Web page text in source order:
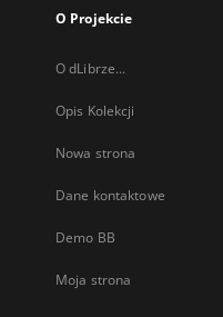
O Projekcie
O dLibrze...
Opis Kolekcji
Nowa strona
Dane kontaktowe
Demo BB
Moja strona